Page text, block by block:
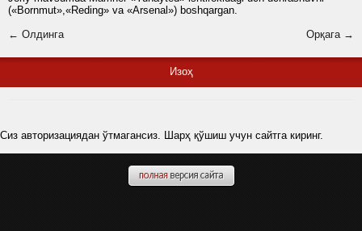
(«Bornmut»,«Reding» va «Arsenal») boshqargan.
← Олдинга
Орқага →
Изоҳ
Сиз авторизациядан ўтмагансиз. Шарҳ қўшиш учун сайтга киринг.